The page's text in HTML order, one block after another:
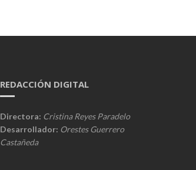
REDACCIÓN DIGITAL
Directora: Cristina Reyes Paradelo
Desarrollador: Orestes Guerrero
Castañeda